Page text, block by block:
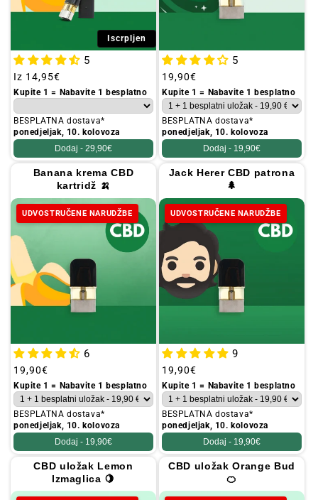
Iscrpljen
5
Redovna
cijena
Iz 14,95€
Kupite 1 = Nabavite 1 besplatno
BESPLATNA dostava*
ponedjeljak, 10. kolovoza
Dodaj - 29,90€
5
Redovna
cijena
19,90€
Kupite 1 = Nabavite 1 besplatno
BESPLATNA dostava*
ponedjeljak, 10. kolovoza
Dodaj - 19,90€
Banana krema CBD
kartridž 🍌
UDVOSTRUČENE NARUDŽBE
6
Redovna
cijena
19,90€
Kupite 1 = Nabavite 1 besplatno
BESPLATNA dostava*
ponedjeljak, 10. kolovoza
Dodaj - 19,90€
Jack Herer CBD patrona
🌲
UDVOSTRUČENE NARUDŽBE
9
Redovna
cijena
19,90€
Kupite 1 = Nabavite 1 besplatno
BESPLATNA dostava*
ponedjeljak, 10. kolovoza
Dodaj - 19,90€
CBD uložak Lemon
Izmaglica 🍋
CBD uložak Orange Bud
🍊